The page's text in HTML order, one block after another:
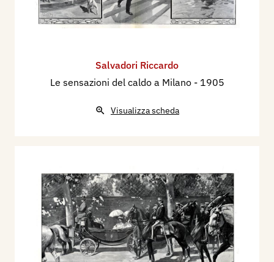
Salvadori Riccardo
Le sensazioni del caldo a Milano - 1905
Visualizza scheda